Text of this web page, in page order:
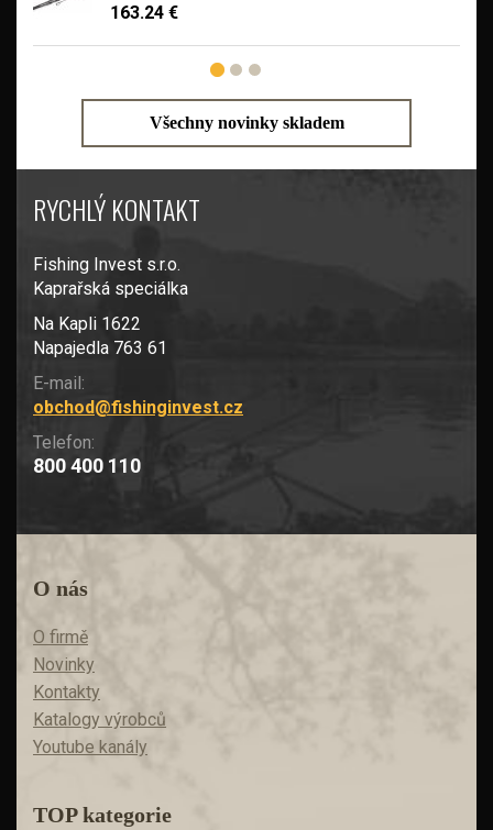
163.24 €
Všechny novinky skladem
RYCHLÝ KONTAKT
Fishing Invest s.r.o.
Kaprařská speciálka
Na Kapli 1622
Napajedla 763 61
E-mail:
obchod@fishinginvest.cz
Telefon:
800 400 110
O nás
O firmě
Novinky
Kontakty
Katalogy výrobců
Youtube kanály
TOP kategorie